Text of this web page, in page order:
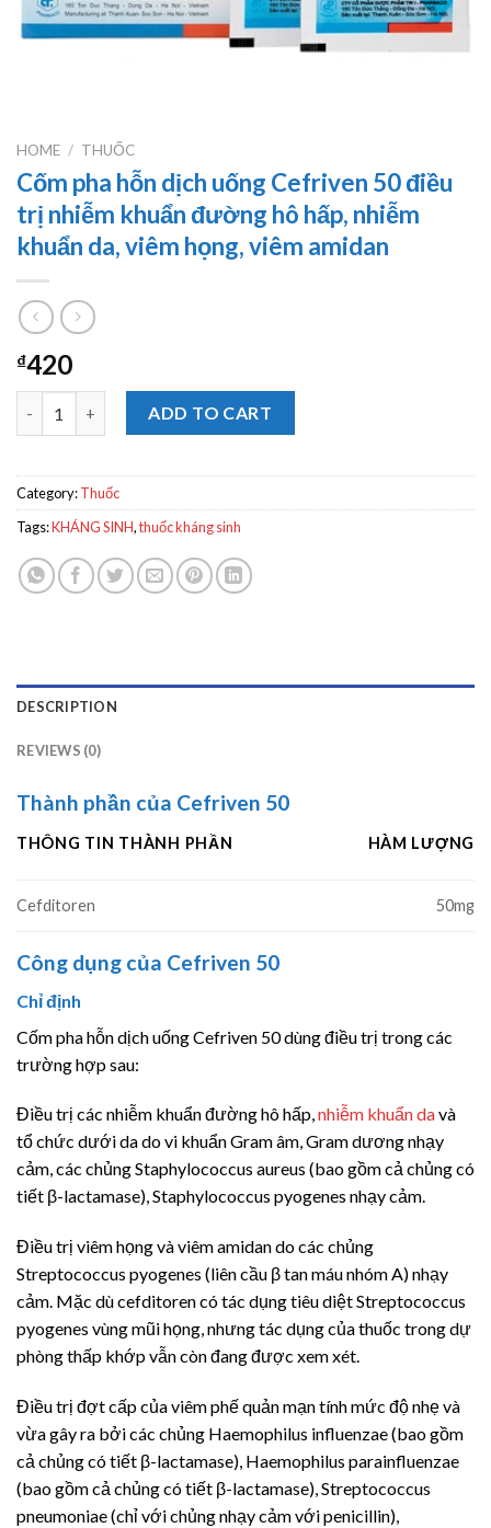
HOME / THUỐC
Cốm pha hỗn dịch uống Cefriven 50 điều
trị nhiễm khuẩn đường hô hấp, nhiễm
khuẩn da, viêm họng, viêm amidan
₫420
Cốm pha hỗn dịch uống Cefriven 50 điều trị nhiễm khuẩn
ADD TO CART
Category:Thuốc
Tags:KHÁNG SINH,thuốc kháng sinh
DESCRIPTION
REVIEWS (0)
Thành phần của Cefriven 50
THÔNG TIN THÀNH PHẦN HÀM LƯỢNG
Cefditoren 50mg
Công dụng của Cefriven 50
Chỉ định
Cốm pha hỗn dịch uống Cefriven 50 dùng điều trị trong các
trường hợp sau:
Điều trị các nhiễm khuẩn đường hô hấp,nhiễm khuẩn davà
tổ chức dưới da do vi khuẩn Gram âm, Gram dương nhạy
cảm, các chủng Staphylococcus aureus (bao gồm cả chủng có
tiết β-lactamase), Staphylococcus pyogenes nhạy cảm.
Điều trị viêm họng và viêm amidan do các chủng
Streptococcus pyogenes (liên cầu β tan máu nhóm A) nhạy
cảm. Mặc dù cefditoren có tác dụng tiêu diệt Streptococcus
pyogenes vùng mũi họng, nhưng tác dụng của thuốc trong dự
phòng thấp khớp vẫn còn đang được xem xét.
Điều trị đợt cấp của viêm phế quản mạn tính mức độ nhẹ và
vừa gây ra bởi các chủng Haemophilus influenzae (bao gồm
cả chủng có tiết β-lactamase), Haemophilus parainfluenzae
(bao gồm cả chủng có tiết β-lactamase), Streptococcus
pneumoniae (chỉ với chủng nhạy cảm với penicillin),